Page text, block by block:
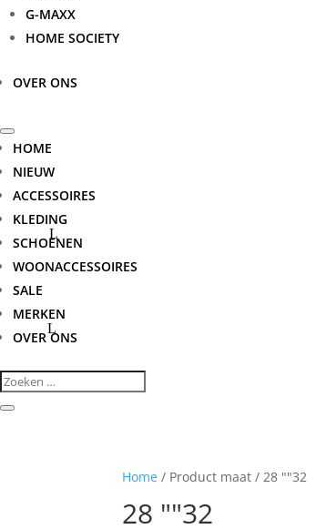
G-MAXX
HOME SOCIETY
OVER ONS
HOME
NIEUW
ACCESSOIRES
KLEDING
SCHOENEN
WOONACCESSOIRES
SALE
MERKEN
OVER ONS
Home / Product maat / 28 ""32
28 ""32